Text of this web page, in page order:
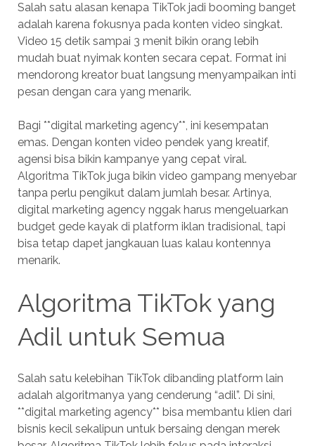
Salah satu alasan kenapa TikTok jadi booming banget
adalah karena fokusnya pada konten video singkat.
Video 15 detik sampai 3 menit bikin orang lebih
mudah buat nyimak konten secara cepat. Format ini
mendorong kreator buat langsung menyampaikan inti
pesan dengan cara yang menarik.
Bagi **digital marketing agency**, ini kesempatan
emas. Dengan konten video pendek yang kreatif,
agensi bisa bikin kampanye yang cepat viral.
Algoritma TikTok juga bikin video gampang menyebar
tanpa perlu pengikut dalam jumlah besar. Artinya,
digital marketing agency nggak harus mengeluarkan
budget gede kayak di platform iklan tradisional, tapi
bisa tetap dapet jangkauan luas kalau kontennya
menarik.
Algoritma TikTok yang
Adil untuk Semua
Salah satu kelebihan TikTok dibanding platform lain
adalah algoritmanya yang cenderung “adil”. Di sini,
**digital marketing agency** bisa membantu klien dari
bisnis kecil sekalipun untuk bersaing dengan merek